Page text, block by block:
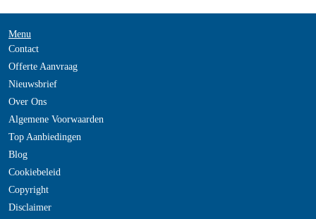
Menu
Contact
Offerte Aanvraag
Nieuwsbrief
Over Ons
Algemene Voorwaarden
Top Aanbiedingen
Blog
Cookiebeleid
Copyright
Disclaimer